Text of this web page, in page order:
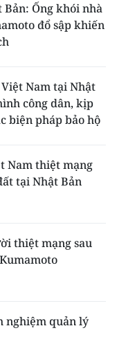
Ống khói nhà
đổ sập khiến
Nam tại Nhật
công dân, kịp
biện pháp bảo hộ
Nam thiệt mạng
tại Nhật Bản
thiệt mạng sau
nghiệm quản lý